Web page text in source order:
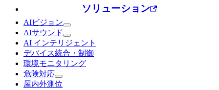
ソリューション
AIビジョン
AIサウンド
AI インテリジェント
デバイス統合・制御
環境モニタリング
危険対応
屋内外測位